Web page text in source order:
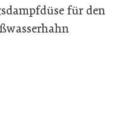
für den